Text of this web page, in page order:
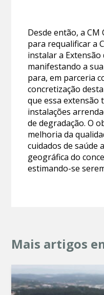
Desde então, a
para requalificar a
instalar a Extensão
manifestando a
para, em parceria
concretização
que essa extensão
instalações
de degradação. O
melhoria da
cuidados de saúde
geográfica do
estimando-se
Mais artigos